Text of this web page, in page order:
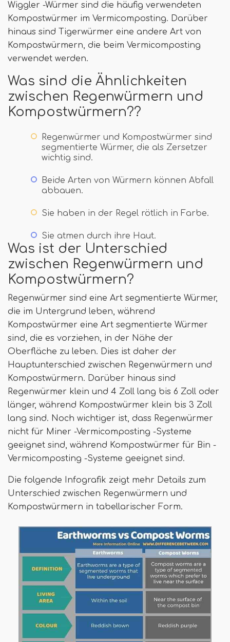
Wiggler -Würmer sind die häufig verwendeten
Kompostwürmer im Vermicomposting. Darüber
hinaus sind Tigerwürmer eine andere Art von
Kompostwürmern, die beim Vermicomposting
verwendet werden.
Was sind die Ähnlichkeiten
zwischen Regenwürmern und
Kompostwürmern??
Regenwürmer und Kompostwürmer sind
segmentierte Würmer, die als Zersetzer
wichtig sind.
Beide Arten von Würmern können Abfall
abbauen.
Sie haben in der Regel rötlich in Farbe.
Sie atmen durch ihre Haut.
Was ist der Unterschied
zwischen Regenwürmern und
Kompostwürmern?
Regenwürmer sind eine Art segmentierte Würmer,
die im Untergrund leben, während
Kompostwürmer eine Art segmentierte Würmer
sind, die es vorziehen, in der Nähe der
Oberfläche zu leben. Dies ist daher der
Hauptunterschied zwischen Regenwürmern und
Kompostwürmern. Darüber hinaus sind
Regenwürmer klein und 4 Zoll lang bis 6 Zoll oder
länger, während Kompostwürmer klein bis 3 Zoll
lang sind. Noch wichtiger ist, dass Regenwürmer
nicht für Miner -Vermicomposting -Systeme
geeignet sind, während Kompostwürmer für Bin -
Vermicomposting -Systeme geeignet sind.
Die folgende Infografik zeigt mehr Details zum
Unterschied zwischen Regenwürmern und
Kompostwürmern in tabellarischer Form.